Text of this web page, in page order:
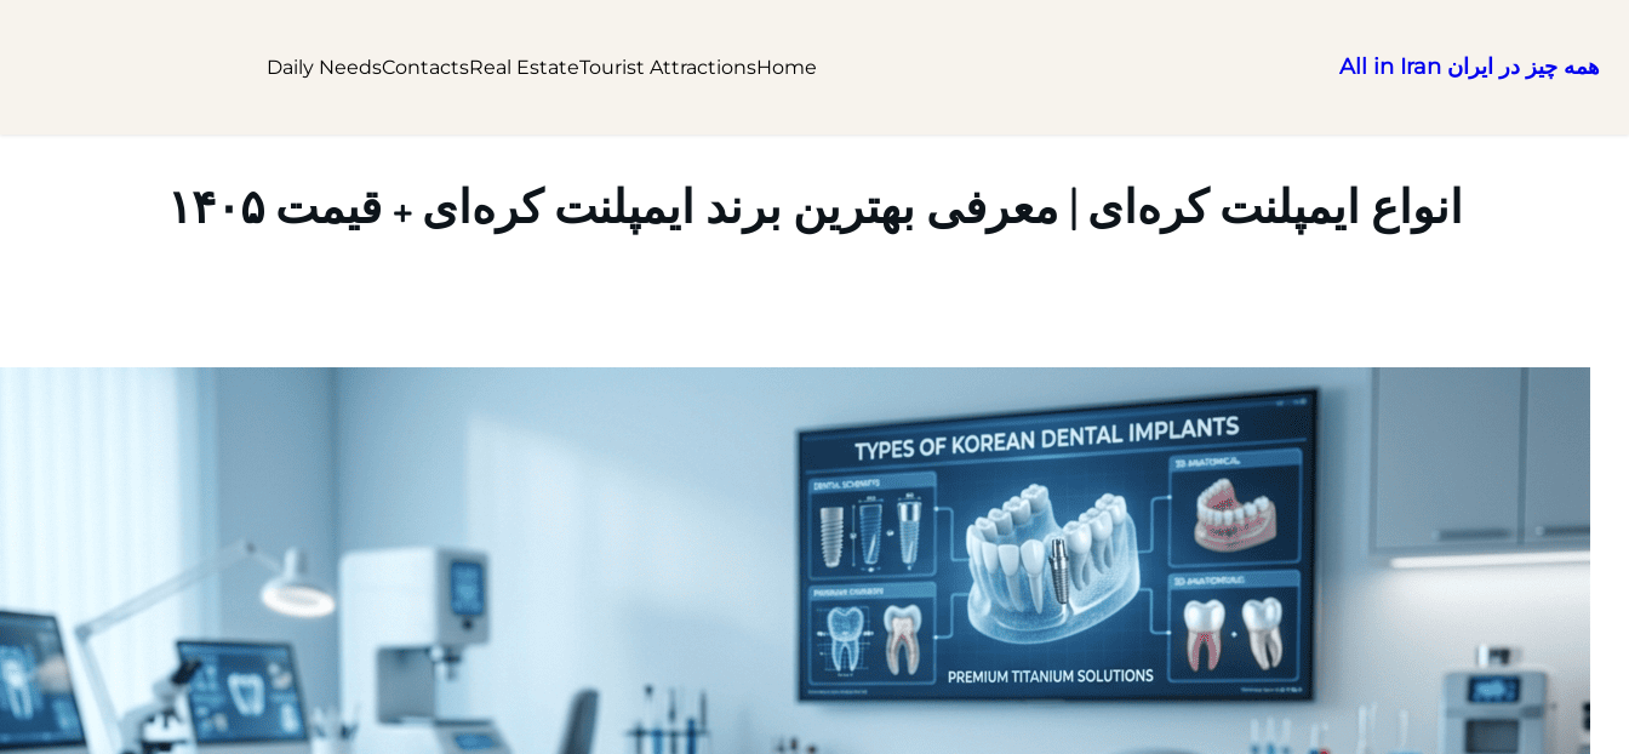
همه چیز در ایران All in Iran Home
Tourist Attractions
Real Estate
Contacts
Daily Needs
انواع ایمپلنت کره‌ای | معرفی بهترین برند ایمپلنت کره‌ای + قیمت ۱۴۰۵